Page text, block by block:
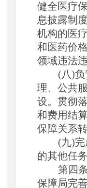
健全医疗
息披露制
机构的医
和医药价
领域违法
(八)
理、公共
设。 贯彻
和费用结
保障关系
(九)
的其他任务
第四
保障局完